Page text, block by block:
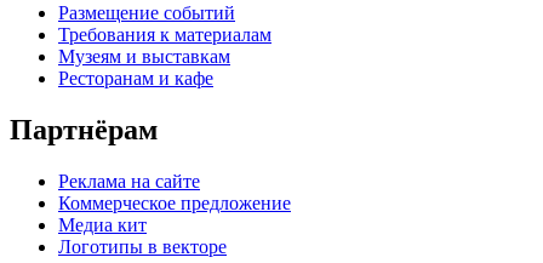
Размещение событий
Требования к материалам
Музеям и выставкам
Ресторанам и кафе
Партнёрам
Реклама на сайте
Коммерческое предложение
Медиа кит
Логотипы в векторе